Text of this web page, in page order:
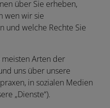
über Sie erheben,
wen wir sie
und welche Rechte Sie
meisten Arten der
uns über unsere
in sozialen Medien
„Dienste“).